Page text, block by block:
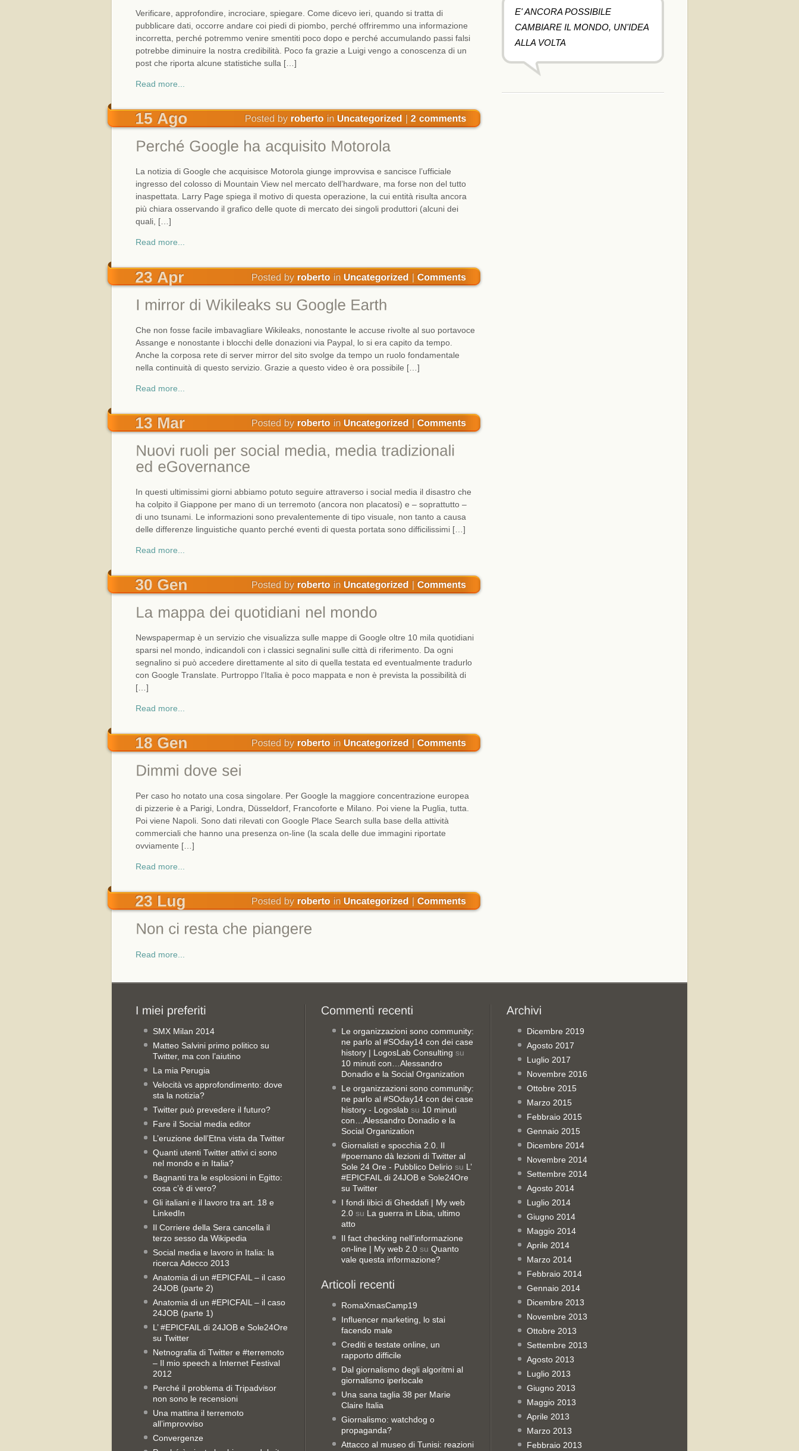
Verificare, approfondire, incrociare, spiegare. Come dicevo ieri, quando si tratta di
pubblicare dati, occorre andare coi piedi di piombo, perché offriremmo una informazione
incorretta, perché potremmo venire smentiti poco dopo e perché accumulando passi falsi
potrebbe diminuire la nostra credibilità. Poco fa grazie a Luigi vengo a conoscenza di un
post che riporta alcune statistiche sulla […]
Read more...
La notizia di Google che acquisisce Motorola giunge improvvisa e sancisce l’ufficiale
ingresso del colosso di Mountain View nel mercato dell’hardware, ma forse non del tutto
inaspettata. Larry Page spiega il motivo di questa operazione, la cui entità risulta ancora
più chiara osservando il grafico delle quote di mercato dei singoli produttori (alcuni dei
quali, […]
Read more...
Che non fosse facile imbavagliare Wikileaks, nonostante le accuse rivolte al suo portavoce
Assange e nonostante i blocchi delle donazioni via Paypal, lo si era capito da tempo.
Anche la corposa rete di server mirror del sito svolge da tempo un ruolo fondamentale
nella continuità di questo servizio. Grazie a questo video è ora possibile […]
Read more...
In questi ultimissimi giorni abbiamo potuto seguire attraverso i social media il disastro che
ha colpito il Giappone per mano di un terremoto (ancora non placatosi) e – soprattutto –
di uno tsunami. Le informazioni sono prevalentemente di tipo visuale, non tanto a causa
delle differenze linguistiche quanto perché eventi di questa portata sono difficilissimi […]
Read more...
Newspapermap è un servizio che visualizza sulle mappe di Google oltre 10 mila quotidiani
sparsi nel mondo, indicandoli con i classici segnalini sulle città di riferimento. Da ogni
segnalino si può accedere direttamente al sito di quella testata ed eventualmente tradurlo
con Google Translate. Purtroppo l’Italia è poco mappata e non è prevista la possibilità di
[…]
Read more...
Per caso ho notato una cosa singolare. Per Google la maggiore concentrazione europea
di pizzerie è a Parigi, Londra, Düsseldorf, Francoforte e Milano. Poi viene la Puglia, tutta.
Poi viene Napoli. Sono dati rilevati con Google Place Search sulla base della attività
commerciali che hanno una presenza on-line (la scala delle due immagini riportate
ovviamente […]
Read more...
Read more...
E' ANCORA POSSIBILE
CAMBIARE IL MONDO, UN'IDEA
ALLA VOLTA
SMX Milan 2014
Matteo Salvini primo politico su
Twitter, ma con l’aiutino
La mia Perugia
Velocità vs approfondimento: dove
sta la notizia?
Twitter può prevedere il futuro?
Fare il Social media editor
L’eruzione dell’Etna vista da Twitter
Quanti utenti Twitter attivi ci sono
nel mondo e in Italia?
Bagnanti tra le esplosioni in Egitto:
cosa c’è di vero?
Gli italiani e il lavoro tra art. 18 e
LinkedIn
Il Corriere della Sera cancella il
terzo sesso da Wikipedia
Social media e lavoro in Italia: la
ricerca Adecco 2013
Anatomia di un #EPICFAIL – il caso
24JOB (parte 2)
Anatomia di un #EPICFAIL – il caso
24JOB (parte 1)
L’ #EPICFAIL di 24JOB e Sole24Ore
su Twitter
Netnografia di Twitter e #terremoto
– Il mio speech a Internet Festival
2012
Perché il problema di Tripadvisor
non sono le recensioni
Una mattina il terremoto
all’improvviso
Convergenze
Le organizzazioni sono community:
ne parlo al #SOday14 con dei case
history | LogosLab Consulting su
10 minuti con…Alessandro
Donadio e la Social Organization
Le organizzazioni sono community:
ne parlo al #SOday14 con dei case
history - Logoslab su 10 minuti
con…Alessandro Donadio e la
Social Organization
Giornalisti e spocchia 2.0. Il
#poernano dà lezioni di Twitter al
Sole 24 Ore - Pubblico Delirio su L’
#EPICFAIL di 24JOB e Sole24Ore
su Twitter
I fondi libici di Gheddafi | My web
2.0 su La guerra in Libia, ultimo
atto
Il fact checking nell’informazione
on-line | My web 2.0 su Quanto
vale questa informazione?
RomaXmasCamp19
Influencer marketing, lo stai
facendo male
Crediti e testate online, un
rapporto difficile
Dal giornalismo degli algoritmi al
giornalismo iperlocale
Una sana taglia 38 per Marie
Claire Italia
Giornalismo: watchdog o
propaganda?
Attacco al museo di Tunisi: reazioni
Dicembre 2019
Agosto 2017
Luglio 2017
Novembre 2016
Ottobre 2015
Marzo 2015
Febbraio 2015
Gennaio 2015
Dicembre 2014
Novembre 2014
Settembre 2014
Agosto 2014
Luglio 2014
Giugno 2014
Maggio 2014
Aprile 2014
Marzo 2014
Febbraio 2014
Gennaio 2014
Dicembre 2013
Novembre 2013
Ottobre 2013
Settembre 2013
Agosto 2013
Luglio 2013
Giugno 2013
Maggio 2013
Aprile 2013
Marzo 2013
Febbraio 2013